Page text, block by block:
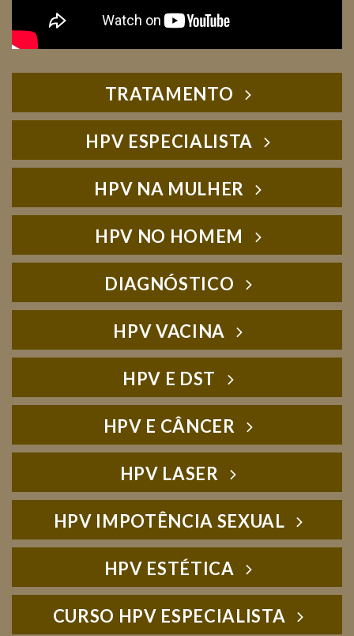
TRATAMENTO
HPV ESPECIALISTA
HPV NA MULHER
HPV NO HOMEM
DIAGNÓSTICO
HPV VACINA
HPV E DST
HPV E CÂNCER
HPV LASER
HPV IMPOTÊNCIA SEXUAL
HPV ESTÉTICA
CURSO HPV ESPECIALISTA